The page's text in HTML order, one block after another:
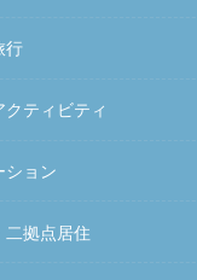
行
クティビティ
ション
二拠点居住